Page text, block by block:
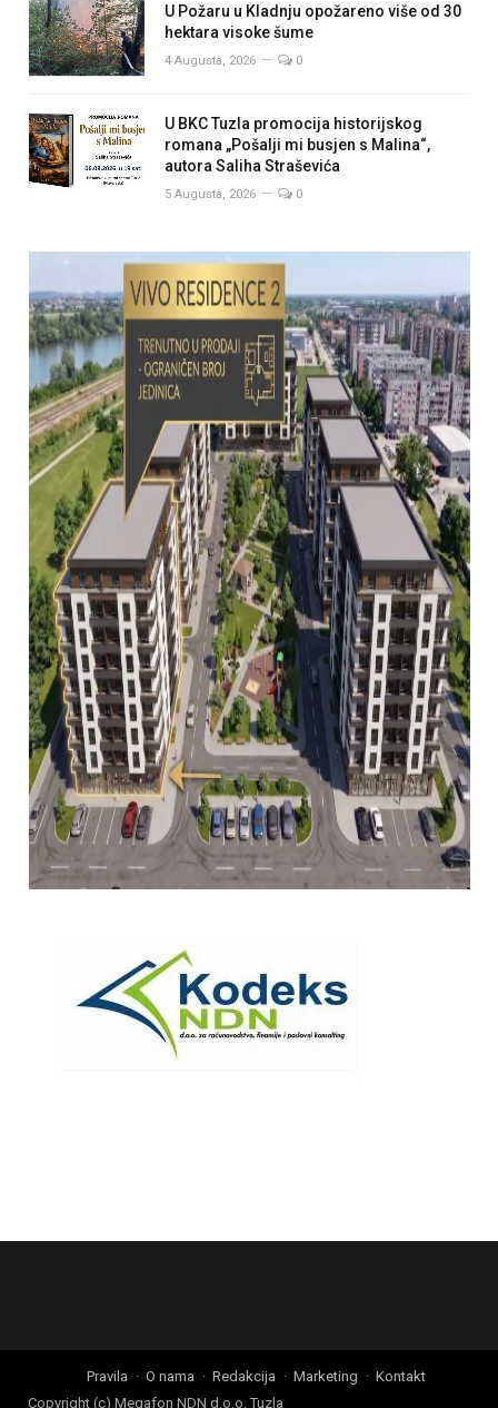
U Požaru u Kladnju opožareno više od 30
hektara visoke šume
4 Augusta, 2026 0
U BKC Tuzla promocija historijskog
romana „Pošalji mi busjen s Malina“,
autora Saliha Straševića
5 Augusta, 2026 0
Pravila O nama Redakcija Marketing
Kontakt
Copyright (c) Megafon NDN d.o.o. Tuzla